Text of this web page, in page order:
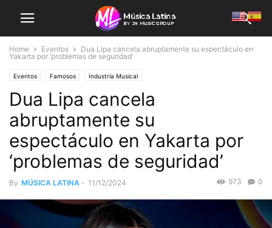
Home Eventos
Dua Lipa cancela abruptamente su espectáculo en
Yakarta por ‘problemas de seguridad’
Eventos Famosos Industria Musical
Dua Lipa cancela
abruptamente su
espectáculo en Yakarta por
‘problemas de seguridad’
By MÚSICA LATINA - 11/12/2024 0
973